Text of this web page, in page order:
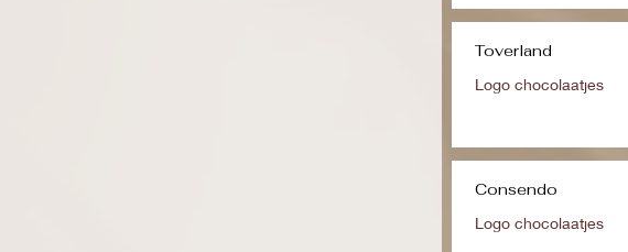
Toverland
Logo chocolaatjes
Consendo
Logo chocolaatjes